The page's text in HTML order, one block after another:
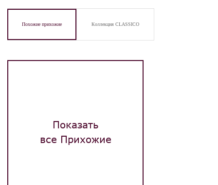
Похожие прихожие Коллекция CLASSICO
Показать
все Прихожие